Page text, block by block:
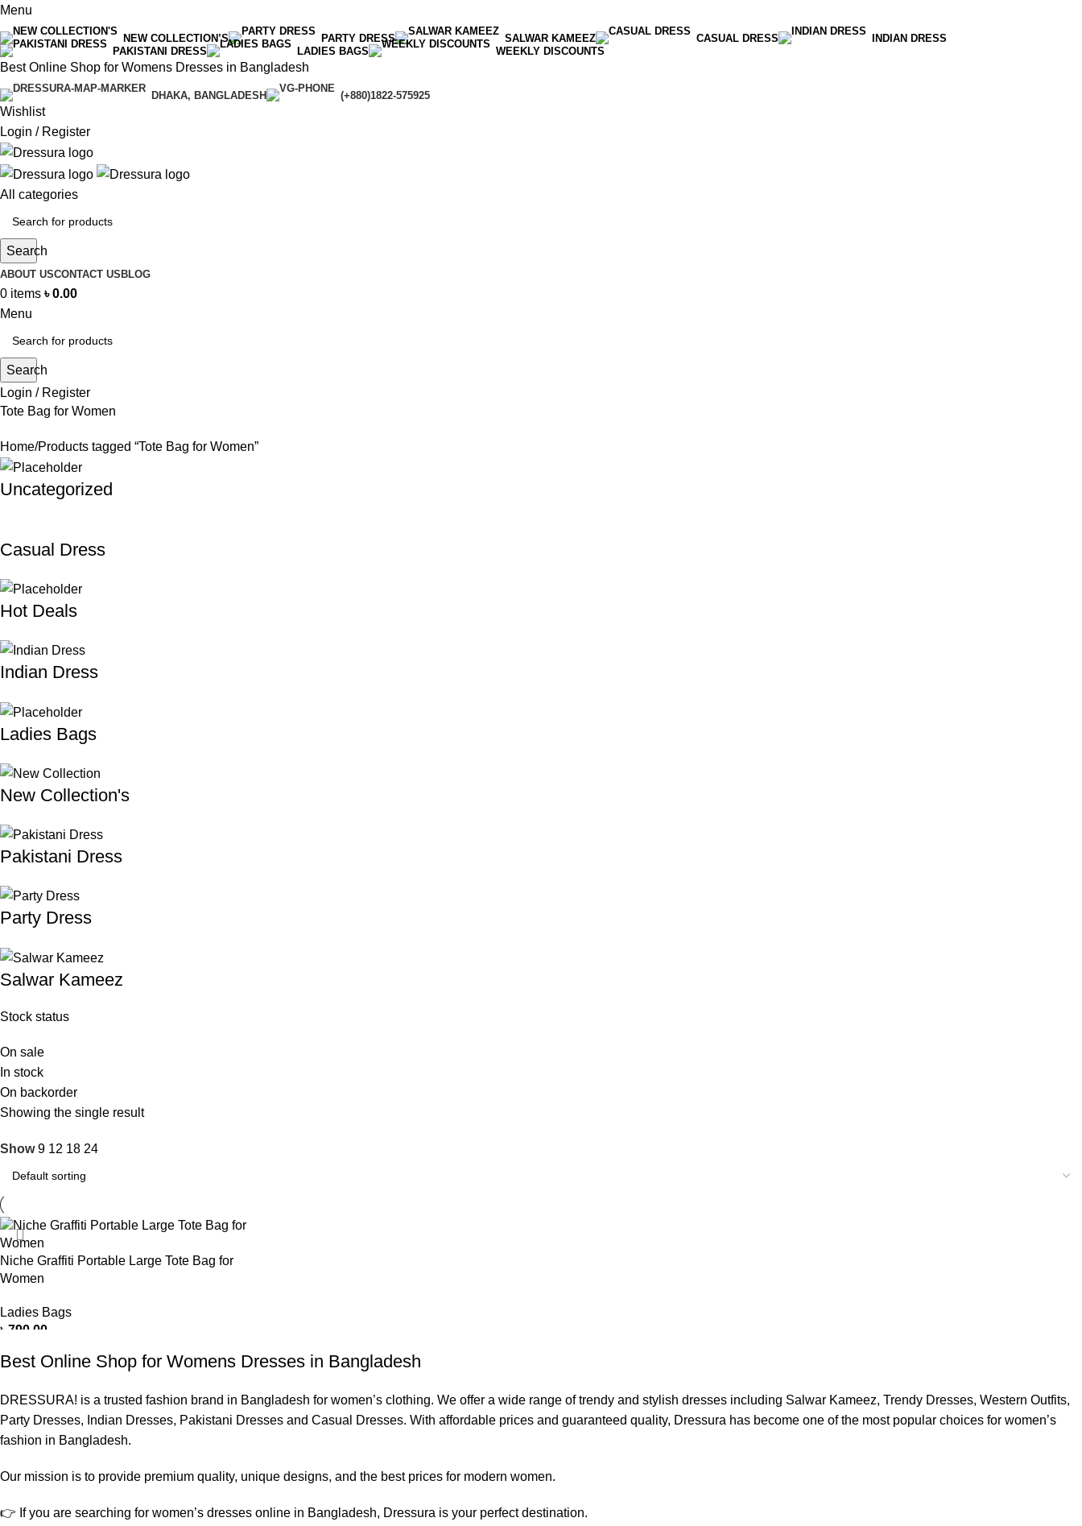
Menu
NEW COLLECTION’S PARTY DRESS SALWAR KAMEEZ CASUAL DRESS
INDIAN DRESS
PAKISTANI DRESS
LADIES BAGS WEEKLY DISCOUNTS
Best Online Shop for Womens Dresses in Bangladesh
DHAKA, BANGLADESH (+880)1822-575925
Wishlist
Login / Register
All categories
Search
ABOUT USCONTACT USBLOG
0 items ৳0.00
Menu
Search
Login / Register
Tote Bag for Women
Home Products tagged “Tote Bag for Women”
Uncategorized
Casual Dress
Hot Deals
Indian Dress
Ladies Bags
New Collection's
Pakistani Dress
Party Dress
Salwar Kameez
Stock status
On sale
In stock
On backorder
Showing the single result
Show9 12 18 24
Niche Graffiti Portable Large Tote Bag for
Women
Ladies Bags
৳ 790.00
SELECT OPTIONS
Best Online Shop for Womens Dresses in Bangladesh
DRESSURA! is a trusted fashion brand in Bangladesh for women’s clothing. We offer a wide range of trendy and stylish dresses including Salwar Kameez, Trendy Dresses, Western Outfits,
Party Dresses, Indian Dresses, Pakistani Dresses and Casual Dresses. With affordable prices and guaranteed quality, Dressura has become one of the most popular choices for women’s
fashion in Bangladesh.
Our mission is to provide premium quality, unique designs, and the best prices for modern women.
👉 If you are searching for women’s dresses online in Bangladesh, Dressura is your perfect destination.